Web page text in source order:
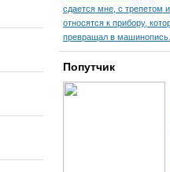
сдается мне, с трепетом
относятся к прибору,
превращал в машинопись.
Попутчик